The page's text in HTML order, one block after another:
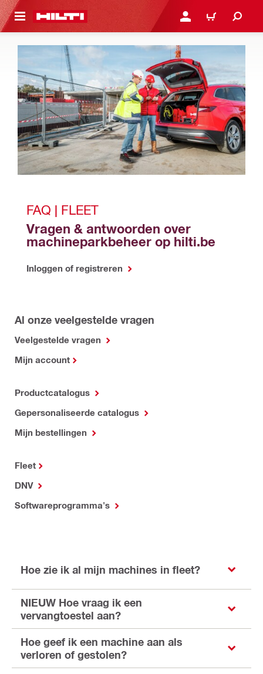
HOOFDINHOUD LOG IN OF REGISTREER
WINKELWAGEN
FAQ | FLEET
Vragen & antwoorden over
machineparkbeheer op hilti.be
Inloggen of registreren
Al onze veelgestelde vragen
Veelgestelde vragen
Mijn account
Productcatalogus
Gepersonaliseerde catalogus
Mijn bestellingen
Fleet
DNV
Softwareprogramma's
Hoe zie ik al mijn machines in fleet?
NIEUW Hoe vraag ik een
vervangtoestel aan?
Hoe geef ik een machine aan als
verloren of gestolen?